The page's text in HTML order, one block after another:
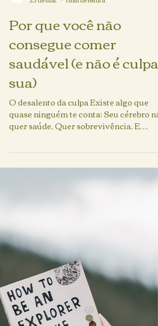
1 min de leitura
Por que você não
consegue comer
saudável (e não é culpa
sua)
O desalento da culpa Existe algo que
quase ninguém te conta: Seu cérebro não
sobrevivência significa: rápido, fácil e
previsível. Por isso, você não “falha” ao
escolher alimentos menos
disponível. O ambiente decide mais do
saudável aconteça naturalmente. Se o
que está ao seu redor é: industrializado
prático altamente estimulante essa será
sua escolha — repetidamente.